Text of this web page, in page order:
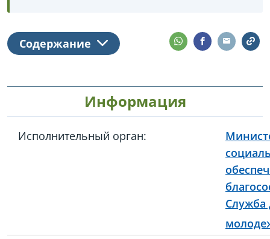
Содержание
Информация
Исполнительный орган:
Служба